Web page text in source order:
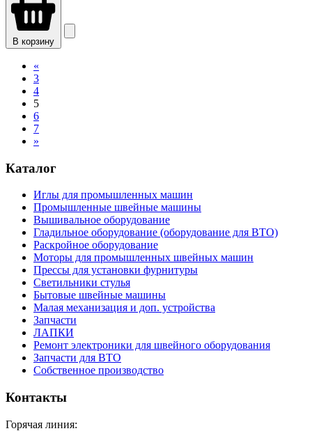
В корзину
«
3
4
5
6
7
»
Каталог
Иглы для промышленных машин
Промышленные швейные машины
Вышивальное оборудование
Гладильное оборудование (оборудование для ВТО)
Раскройное оборудование
Моторы для промышленных швейных машин
Прессы для установки фурнитуры
Светильники стулья
Бытовые швейные машины
Малая механизация и доп. устройства
Запчасти
ЛАПКИ
Ремонт электроники для швейного оборудования
Запчасти для ВТО
Собственное производство
Контакты
Горячая линия: